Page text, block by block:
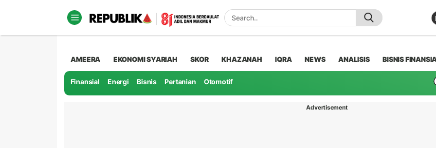
AMEERA EKONOMI SYARIAH SKOR KHAZANAH IQRA NEWS ANALISIS BISNIS
Finansial Energi Bisnis Pertanian Otomotif
Advertisement